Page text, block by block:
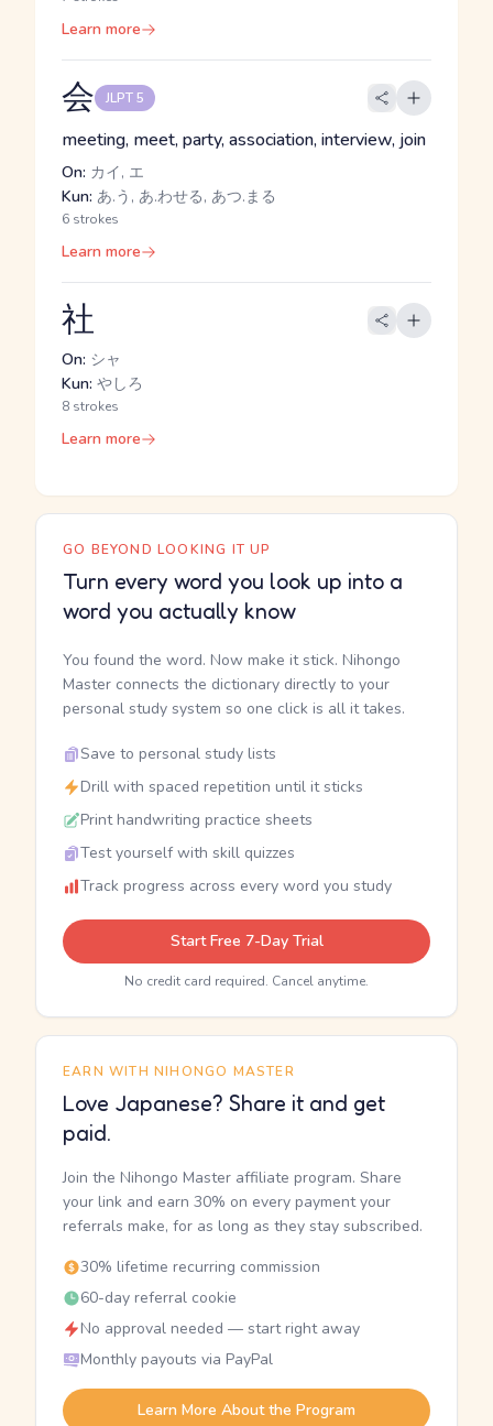
Learn more
会 JLPT 5
meeting, meet, party, association, interview, join
On: カイ, エ
Kun: あ.う, あ.わせる, あつ.まる
6 strokes
Learn more
社
On: シャ
Kun: やしろ
8 strokes
Learn more
GO BEYOND LOOKING IT UP
Turn every word you look up into a
word you actually know
You found the word. Now make it stick. Nihongo
Master connects the dictionary directly to your
personal study system so one click is all it takes.
Save to personal study lists
Drill with spaced repetition until it sticks
Print handwriting practice sheets
Test yourself with skill quizzes
Track progress across every word you study
Start Free 7-Day Trial
No credit card required. Cancel anytime.
EARN WITH NIHONGO MASTER
Love Japanese? Share it and get
paid.
Join the Nihongo Master affiliate program. Share
your link and earn 30% on every payment your
referrals make, for as long as they stay subscribed.
30% lifetime recurring commission
60-day referral cookie
No approval needed — start right away
Monthly payouts via PayPal
Learn More About the Program